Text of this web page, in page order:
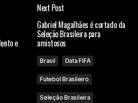
e
Next Post
Gabriel Magalhães é cortado da
Seleção Brasileira para
amistosos
Brasil Data FIFA
Futebol Brasileiro
Seleção Brasileira